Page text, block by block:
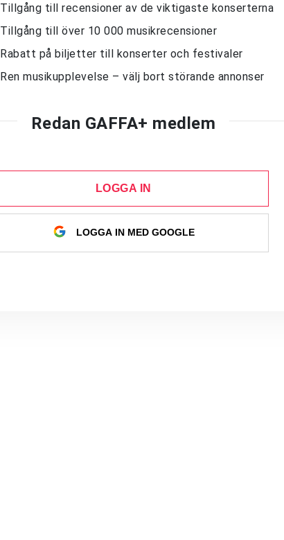
Tillgång till recensioner av de viktigaste konserterna
Tillgång till över 10 000 musikrecensioner
Rabatt på biljetter till konserter och festivaler
Ren musikupplevelse – välj bort störande annonser
Redan GAFFA+ medlem
LOGGA IN
LOGGA IN MED GOOGLE